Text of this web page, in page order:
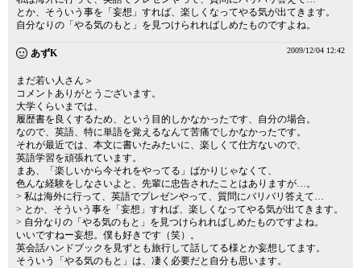
とか、そういう事を「妄想」すれば、楽しくなってやる気が出てきます。
自分なりの「やる気のもと」を見つけられればしめたものですよね。
あずK 2009/12/04 12:42
まだ若い人さん＞
コメントありがとうございます。
大学くらいまでは、
履歴書を良くするため、という目的しかなかったです、自分の場合。
なので、英語、特に単語を覚えるなんて苦痛でしかなかったです。
それが最近では、本文に書いたみたいに、楽しくて仕方ないので、
英語学習を頑張れています。
まあ、「楽しいから今それをやってる」ばかりじゃなくて、
色んな経験をしなさいよと、先輩に忠告されたことはありますが…。
> 私は海外に行って、英語でプレゼンやって、質問にバリバリ答えて…
> とか、そういう事を「妄想」すれば、楽しくなってやる気が出てきます。
> 自分なりの「やる気のもと」を見つけられればしめたものですよね。
いいですねー妄想。僕も好きです（笑）。
英会話ハンドブックを見ずとも旅行して話してる様とか妄想してます。
そういう「やる気のもと」は、凄く必要だと自分も思います。